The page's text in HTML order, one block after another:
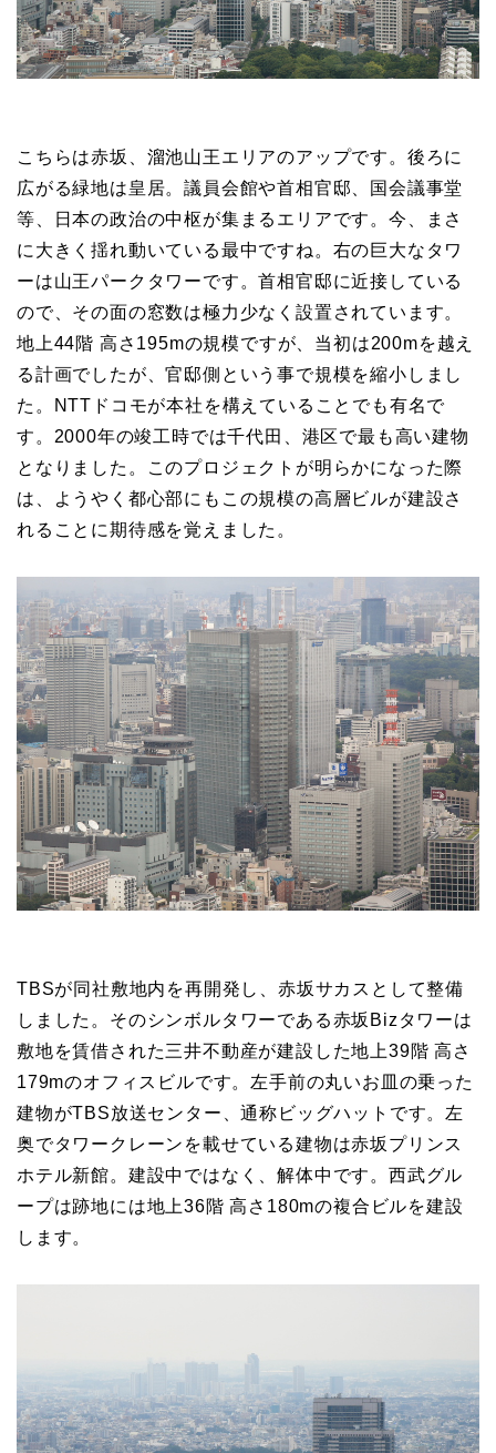
こちらは赤坂、溜池山王エリアのアップです。後ろに
広がる緑地は皇居。議員会館や首相官邸、国会議事堂
等、日本の政治の中枢が集まるエリアです。今、まさ
に大きく揺れ動いている最中ですね。右の巨大なタワ
ーは山王パークタワーです。首相官邸に近接している
ので、その面の窓数は極力少なく設置されています。
地上44階 高さ195mの規模ですが、当初は200mを越え
る計画でしたが、官邸側という事で規模を縮小しまし
た。NTTドコモが本社を構えていることでも有名で
す。2000年の竣工時では千代田、港区で最も高い建物
となりました。このプロジェクトが明らかになった際
は、ようやく都心部にもこの規模の高層ビルが建設さ
れることに期待感を覚えました。
TBSが同社敷地内を再開発し、赤坂サカスとして整備
しました。そのシンボルタワーである赤坂Bizタワーは
敷地を賃借された三井不動産が建設した地上39階 高さ
179mのオフィスビルです。左手前の丸いお皿の乗った
建物がTBS放送センター、通称ビッグハットです。左
奥でタワークレーンを載せている建物は赤坂プリンス
ホテル新館。建設中ではなく、解体中です。西武グル
ープは跡地には地上36階 高さ180mの複合ビルを建設
します。